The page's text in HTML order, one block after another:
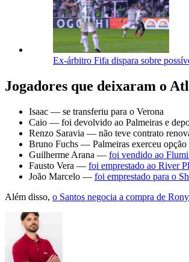
Ex-árbitro Fifa dispara sobre
Jogadores que deixaram o
Isaac — se transferiu para o Verona
Caio — foi devolvido ao Palmeiras e
Renzo Saravia — não teve contrato
Bruno Fuchs — Palmeiras exerceu
Guilherme Arana — foi vendido ao
Fausto Vera — foi emprestado ao River
João Marcelo — foi emprestado para o
Além disso, o Santos negocia a compra de